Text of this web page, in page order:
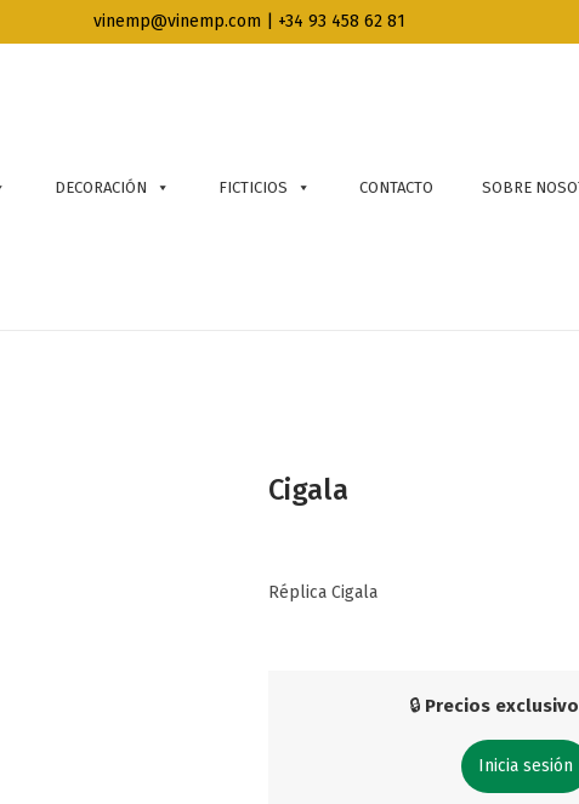
vinemp@vinemp.com | +34 93 458 62 81
DECORACIÓN FICTICIOS CONTACTO SOBRE
Cigala
Réplica Cigala
🔒 Precios
Inicia sesión